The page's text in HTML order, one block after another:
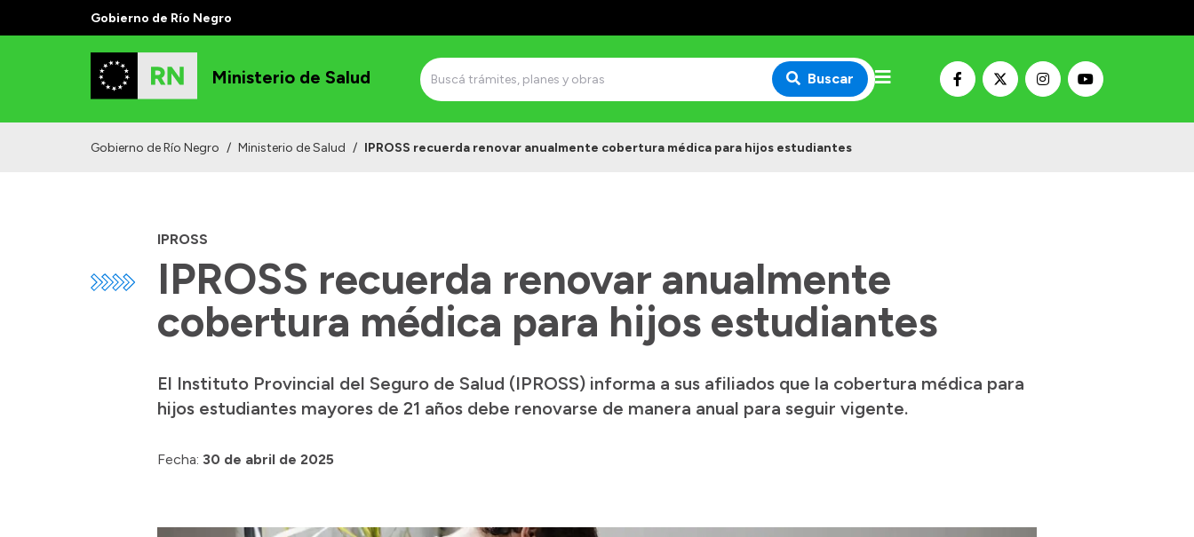
Gobierno de Río Negro
Ministerio de Salud Buscar
Gobierno de Río Negro / Ministerio de Salud / IPROSS recuerda renovar anualmente cobertura médica para hijos estudiantes
IPROSS
IPROSS recuerda renovar anualmente
cobertura médica para hijos estudiantes
El Instituto Provincial del Seguro de Salud (IPROSS) informa a sus afiliados que la cobertura médica para
hijos estudiantes mayores de 21 años debe renovarse de manera anual para seguir vigente.
Fecha: 30 de abril de 2025